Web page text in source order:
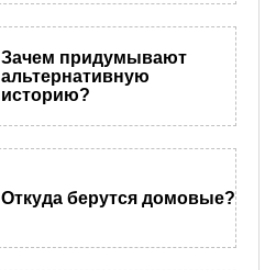
Зачем придумывают
альтернативную
историю?
Откуда берутся домовые?